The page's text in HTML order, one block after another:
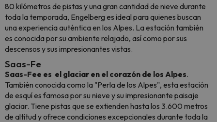
80 kilómetros de pistas y una gran cantidad de nieve durante
toda la temporada, Engelberg es ideal para quienes buscan
una experiencia auténtica en los Alpes. La estación también
es conocida por su ambiente relajado, así como por sus
descensos y sus impresionantes vistas.
Saas-Fe
Saas-Fee es el glaciar en el corazón de los Alpes.
También conocida como la "Perla de los Alpes", esta estación
de esquí es famosa por su nieve y su impresionante paisaje
glaciar. Tiene pistas que se extienden hasta los 3.600 metros
de altitud y ofrece condiciones excepcionales durante toda la